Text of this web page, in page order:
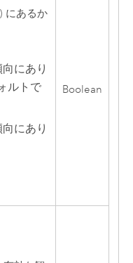
にあるか
にあり
ルトで
にあり
Boolean